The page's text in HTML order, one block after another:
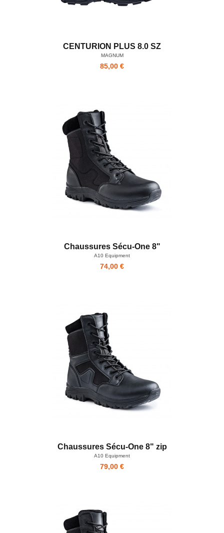
CENTURION PLUS 8.0 SZ
MAGNUM
85,00 €
Chaussures Sécu-One 8"
A10 Equipment
74,00 €
Chaussures Sécu-One 8" zip
A10 Equipment
79,00 €